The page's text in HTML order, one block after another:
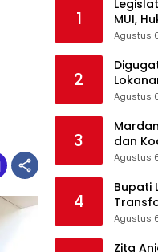
1
MUI,
Solusi
Agustus
2
Kota
Agustus
3
dan
Agustus
4
Bupati
Agustus
Zita